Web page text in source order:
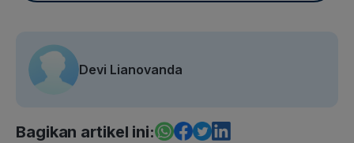
Devi Lianovanda
Bagikan artikel ini: